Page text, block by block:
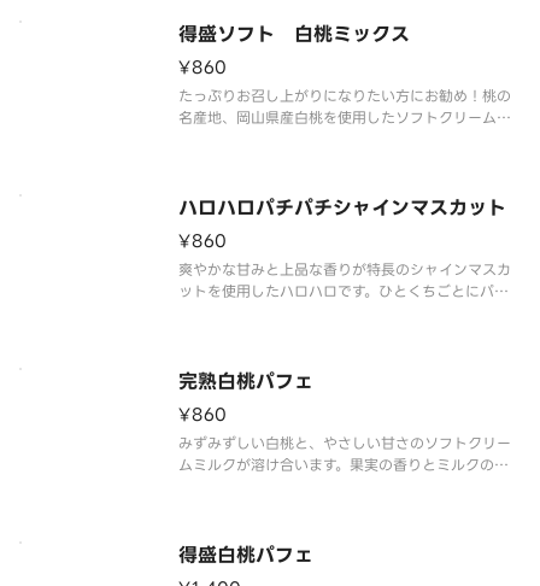
得盛ソフト 白桃ミックス
¥860
たっぷりお召し上がりになりたい方にお勧め！桃の
名産地、岡山県産白桃を使用したソフトクリームで
ハロハロパチパチシャインマスカット
¥860
爽やかな甘みと上品な香りが特長のシャインマスカ
ットを使用したハロハロです。ひとくちごとにパチ
完熟白桃パフェ
¥860
みずみずしい白桃と、やさしい甘さのソフトクリー
ムミルクが溶け合います。果実の香りとミルクのコ
得盛白桃パフェ